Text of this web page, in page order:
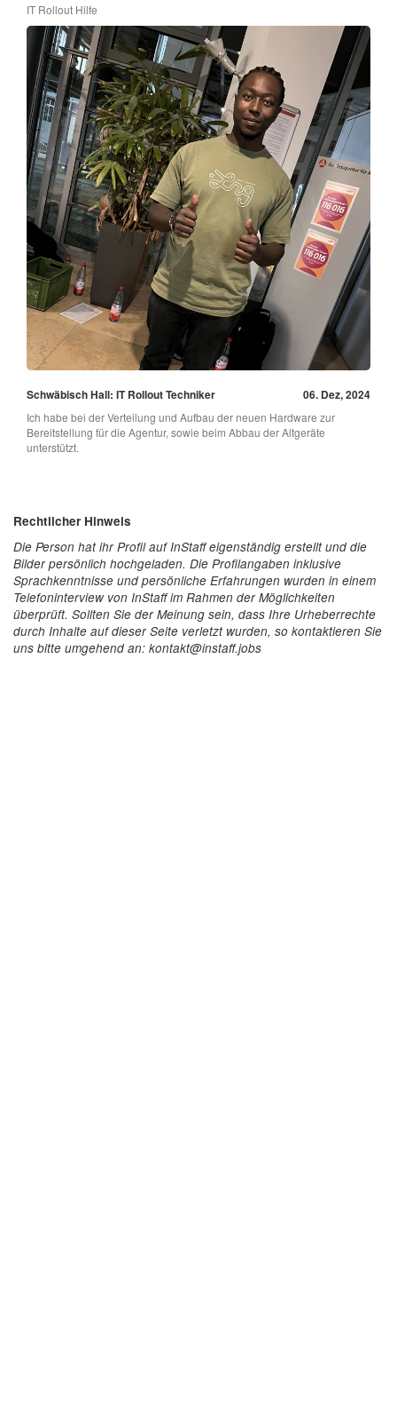
IT Rollout Hilfe
Schwäbisch Hall: IT Rollout Techniker 06. Dez, 2024
Ich habe bei der Verteilung und Aufbau der neuen Hardware zur
Bereitstellung für die Agentur, sowie beim Abbau der Altgeräte
unterstützt.
Rechtlicher Hinweis
Die Person hat ihr Profil auf InStaff eigenständig erstellt und die
Bilder persönlich hochgeladen. Die Profilangaben inklusive
Sprachkenntnisse und persönliche Erfahrungen wurden in einem
Telefoninterview von InStaff im Rahmen der Möglichkeiten
überprüft. Sollten Sie der Meinung sein, dass Ihre Urheberrechte
durch Inhalte auf dieser Seite verletzt wurden, so kontaktieren Sie
uns bitte umgehend an: kontakt@instaff.jobs